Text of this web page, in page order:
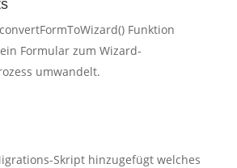
convertFormToWizard() Funktion
Formular zum Wizard-
umwandelt.
Skript hinzugefügt welches